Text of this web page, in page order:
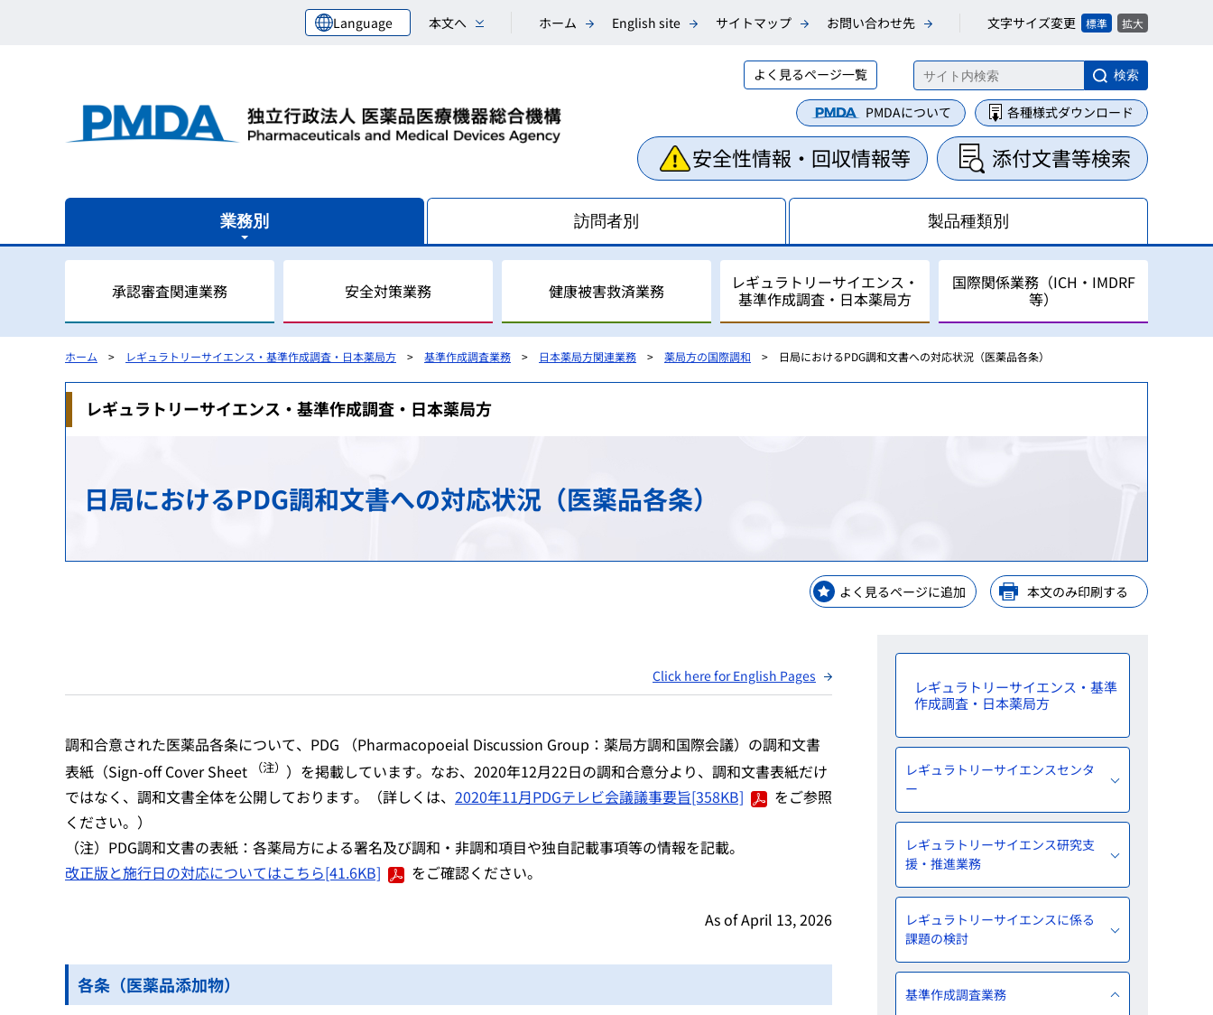
Language 本文へ ホーム English site サイトマップ お問い合わせ先 文字サイズ変更 標準 拡大
よく見るページ一覧 検索
PMDAについて 各種様式ダウンロード
安全性情報・回収情報等 添付文書等検索
業務別 訪問者別 製品種類別
承認審査関連業務
審査関連業務の概要 相談業務
登録認証機関に対する調査等業務
安全対策業務
安全対策業務の概要 副作用・不具合等情報の収集・整理業務
健康被害救済業務
健康被害救済業務の概要 医薬品副作用被害救済制度に関する業務
HIV感染者、エイズ発症者に対する健康管理費用等の受託給付業務
シンポジウム・ワークショップ
レギュラトリーサイエンス・
基準作成調査・日本薬局方
レギュラトリーサイエンスセンターの概要 レギュラトリーサイエンスについて
国際関係業務（ICH・IMDRF
等）
国際関係業務の概要 国際調和活動
ホーム レギュラトリーサイエンス・基準作成調査・日本薬局方 基準作成調査業務 日本薬局方関連業務 薬局方の国際調和 日局におけるPDG調和文書への対応状況（医薬品各条）
レギュラトリーサイエンス・基準作成調査・日本薬局方
日局におけるPDG調和文書への対応状況（医薬品各条）
よく見るページに追加 本文のみ印刷する
Click here for English Pages
調和合意された医薬品各条について、PDG （Pharmacopoeial Discussion Group ：薬局方調和国際会議）の調和文書
表紙（Sign-off Cover Sheet （注） ）を掲載しています。なお、2020年12月22日の調和合意分より、調和文書表紙だけ
ではなく、調和文書全体を公開しております。（詳しくは、 2020年11月PDGテレビ会議議事要旨[358KB]
をご参照
ください。）
（注）PDG調和文書の表紙：各薬局方による署名及び調和・非調和項目や独自記載事項等の情報を記載。
改正版と施行日の対応についてはこちら[41.6KB]
をご確認ください。
As of April 13, 2026
各条（医薬品添加物）
レギュラトリーサイエンス・基準
作成調査・日本薬局方
レギュラトリーサイエンスセンタ
ー
レギュラトリーサイエンス研究支
援・推進業務
レギュラトリーサイエンスに係る
課題の検討
基準作成調査業務